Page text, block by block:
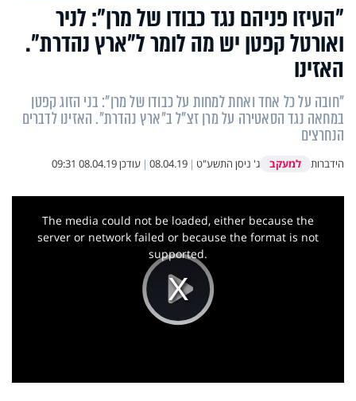
"העיזו פניהם נגד כבודו של מרן": לניר
ואורטל קפטן יש מה לומר ל"ארץ נהדרת".
האזינו
"חובה על כל אחד ואחת למחות על כבודו של מרן": בני הזוג קפטן
במחאה נגד הסאטירה על מרן זצ"ל ב"ארץ נהדרת". האזינו לדברים
הנחרצים
הידברות למעקב ג' ניסן התשע"ט |
08.04.19
| עודכן08.04.19 09:31
Play
This
The media could not be loaded, either because the
server or network failed or because the format is not
supported.